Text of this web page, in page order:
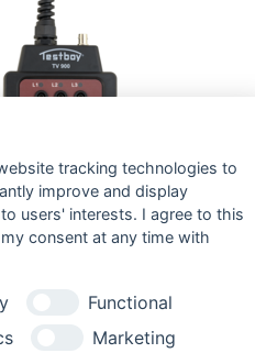
tracking technologies to
improve and display
users' interests. I agree to this
consent at any time with
Functional
Marketing